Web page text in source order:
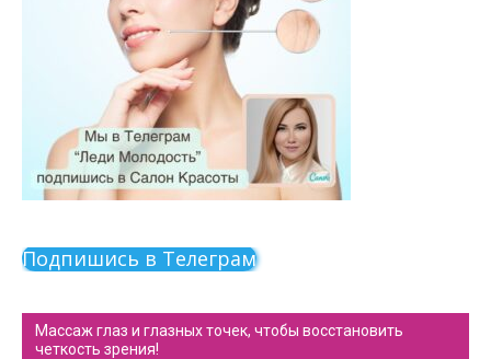
Подпишись в Телеграм
Массаж глаз и глазных точек, чтобы восстановить
четкость зрения!